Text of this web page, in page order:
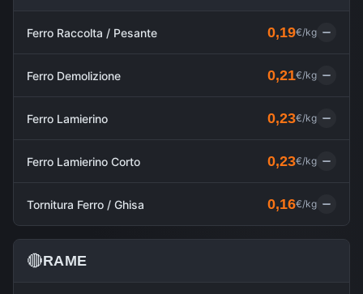
Ferro Raccolta / Pesante 0,19€/kg
Ferro Demolizione 0,21€/kg
Ferro Lamierino 0,23€/kg
Ferro Lamierino Corto 0,23€/kg
Tornitura Ferro / Ghisa 0,16€/kg
🔴RAME